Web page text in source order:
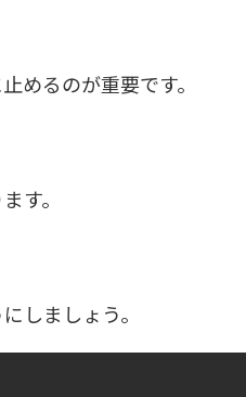
めるのが重要です。
す。
しましょう。